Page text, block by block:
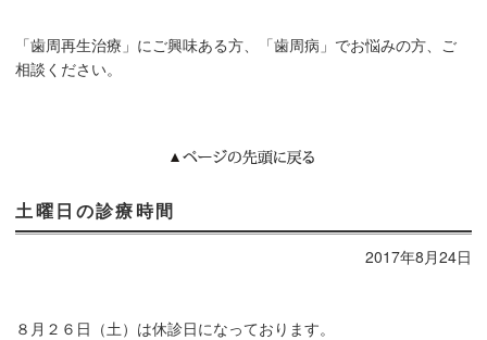
「歯周再生治療」にご興味ある方、「歯周病」でお悩みの方、ご
相談ください。
土曜日の診療時間
2017年8月24日
８月２６日（土）は休診日になっております。